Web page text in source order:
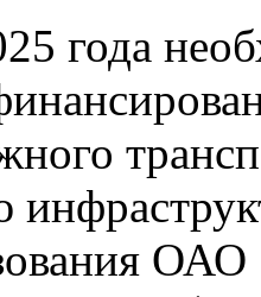
года
ОАО